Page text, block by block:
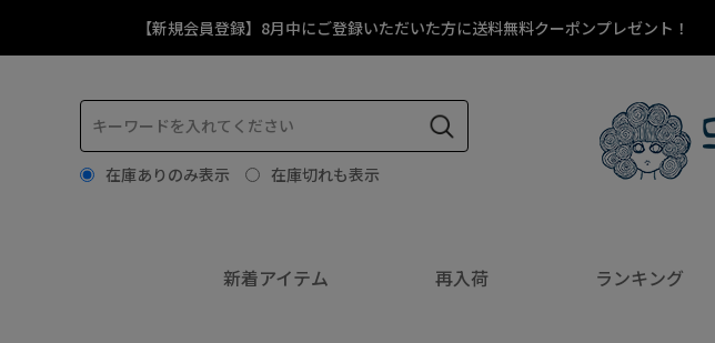
【新規会員登録】8月中にご登録いただいた方に送料無料クーポンプレゼント！
在庫ありのみ表示 在庫切れも表示
新着アイテム 再入荷 ランキング